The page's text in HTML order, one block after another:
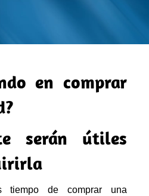
en comprar
serán útiles
tiempo de comprar una